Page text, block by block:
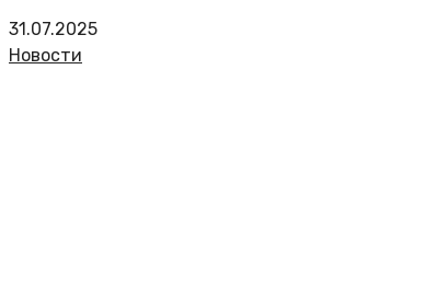
31.07.2025
Новости